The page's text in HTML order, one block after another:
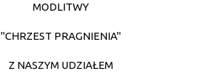
MODLITWY
"CHRZEST PRAGNIENIA"
Z NASZYM UDZIAŁEM